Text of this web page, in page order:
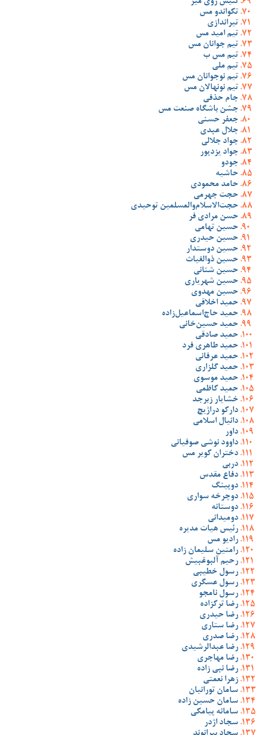
تنیس روی میز
تکواندو مس
تیراندازی
تیم امید مس
تیم جوانان مس
تیم مس ب
تیم ملی
تیم نوجوانان مس
تیم نونهالان مس
جام حذفی
جشن باشگاه صنعت مس
جعفر حسنی
جلال عبدی
جواد جلالی
جواد یزدپور
جودو
حاشیه
حامد محمودی
حجت جهرمی
حجت‌الاسلام‌والمسلمین توحیدی
حسن مرادی فر
حسین تهامی
حسین حیدری
حسین دوستدار
حسین ذوالغیاث
حسین شنانی
حسین شهریاری
حسین مهدوی
حمید اخلاقی
حمید حاج‌اسماعیل‌زاده
حمید حسین‌خانی
حمید صادقی
حمید طاهری فرد
حمید عرفانی
حمید گلزاری
حمید موسوی
حمید کاظمی
خشایار زبرجد
دارکو دراژیچ
دانیال اسلامی
داور
داوود نوشی صوفیانی
دختران کویر مس
دربی
دفاع مقدس
دوپینگ
دوچرخه سواری
دوستانه
دومیدانی
رئیس هیات مدیره
رادیو مس
رامتین سلیمان زاده
رحیم آلبوغبیش
رسول خطیبی
رسول عسگری
رسول نامجو
رضا ترکزاده
رضا حیدری
رضا ستاری
رضا صدری
رضا عبدالرشیدی
رضا مهاجری
رضا نبی زاده
زهرا نعمتی
سامان تورانیان
سامان حسین زاده
سامانه پیامکی
سجاد اژدر